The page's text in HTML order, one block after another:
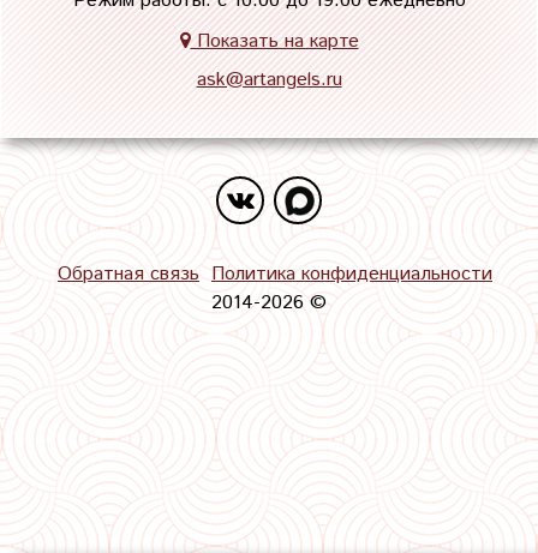
Показать на карте
ask@artangels.ru
Обратная связь Политика конфиденциальности
2014-2026 ©